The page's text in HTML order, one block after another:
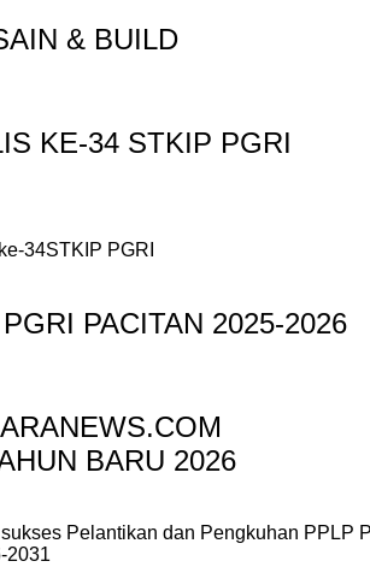
& BUILD
KE-34 STKIP PGRI
34STKIP PGRI
PACITAN 2025-2026
BARU 2026
Pelantikan dan Pengkuhan PPLP
2031